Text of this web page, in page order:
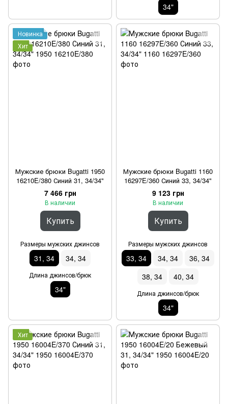
34"
Новинка
Хит
Мужские брюки Bugatti 1950
16210E/380 Синий 31, 34/34"
7 466 грн
В наличии
Купить
Размеры мужских джинсов
31, 34 34, 34
Длина джинсов/брюк
34"
Мужские брюки Bugatti 1160
16297E/360 Синий 33, 34/34"
9 123 грн
В наличии
Купить
Размеры мужских джинсов
33, 34 34, 34
36, 34
38, 34
40, 34
Длина джинсов/брюк
34"
Хит